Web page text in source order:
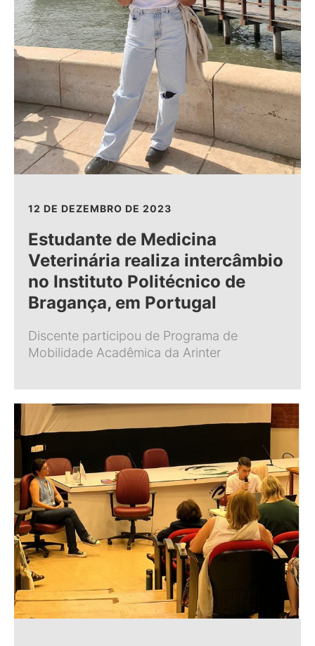
12 DE DEZEMBRO DE 2023
Estudante de Medicina
Veterinária realiza intercâmbio
no Instituto Politécnico de
Bragança, em Portugal
Discente participou de Programa de
Mobilidade Acadêmica da Arinter